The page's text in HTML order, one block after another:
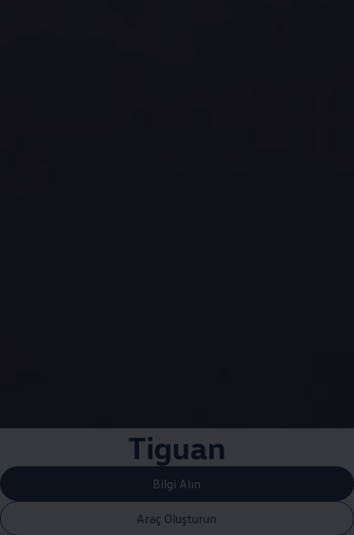
Tiguan
Bilgi Alın
Araç Oluşturun